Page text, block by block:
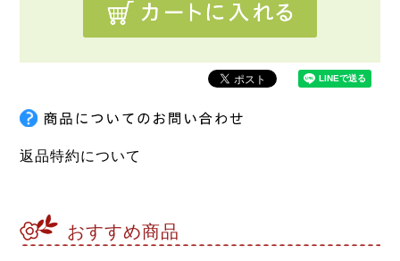
返品特約について
おすすめ商品